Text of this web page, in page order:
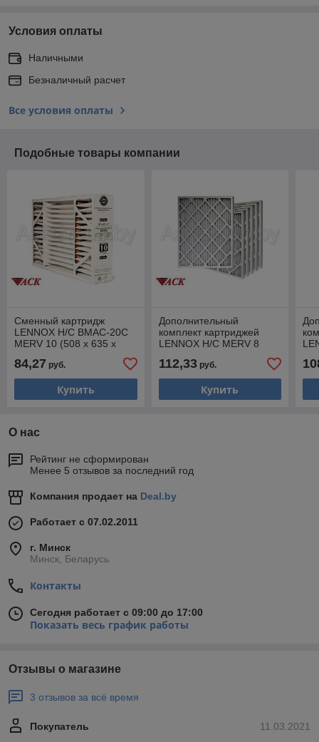
Условия оплаты
Наличными
Безналичный расчет
Все условия оплаты
Подобные товары компании
Сменный картридж
LENNOX H/C BMAC-20C
MERV 10 (508 x 635 x
84,27 руб.
Купить
Дополнительный
комплект картриджей
LENNOX H/C MERV 8
FILTER PLEATED (635 x
635 x 25)
112,33руб.
Купить
О нас
Рейтинг не сформирован
Менее 5 отзывов за последний год
Компания продает на Deal.by
Работает с 07.02.2011
г. Минск
Минск, Беларусь
Контакты
Сегодня работает с 09:00 до 17:00
Показать весь график работы
Отзывы о магазине
3 отзывов за всё время
11.03.2021
Покупатель